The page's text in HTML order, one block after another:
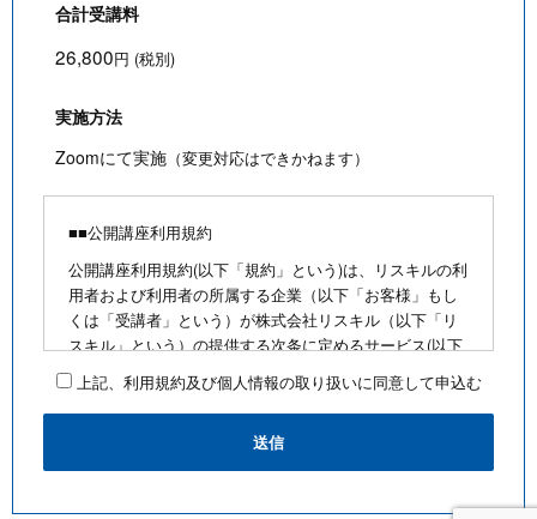
合計受講料
26,800円 (税別)
実施方法
Zoomにて実施 （変更対応はできかねます）
■■公開講座利用規約
公開講座利用規約(以下「規約」という)は、リスキルの利
用者および利用者の所属する企業（以下「お客様」もし
くは「受講者」という）が株式会社リスキル（以下「リ
スキル」という）の提供する次条に定めるサービス(以下
「公開講座」という)を利用するにあたり、お客様に遵守
していただく事項を定めたものです。
■公開講座お申込みにあたって
・最少催行人数を満たさないなど合理的な事由がある場
とします
上記、利用規約及び個人情報の取り扱いに同意して申込む